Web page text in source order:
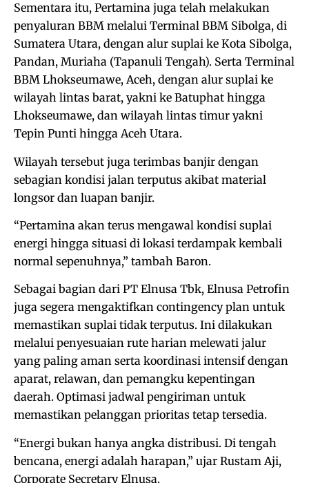
Sementara itu, Pertamina juga telah melakukan
penyaluran BBM melalui Terminal BBM Sibolga, di
Sumatera Utara, dengan alur suplai ke Kota Sibolga,
Pandan, Muriaha (Tapanuli Tengah). Serta Terminal
BBM Lhokseumawe, Aceh, dengan alur suplai ke
wilayah lintas barat, yakni ke Batuphat hingga
Lhokseumawe, dan wilayah lintas timur yakni
Tepin Punti hingga Aceh Utara.
Wilayah tersebut juga terimbas banjir dengan
sebagian kondisi jalan terputus akibat material
longsor dan luapan banjir.
“Pertamina akan terus mengawal kondisi suplai
energi hingga situasi di lokasi terdampak kembali
normal sepenuhnya,” tambah Baron.
Sebagai bagian dari PT Elnusa Tbk, Elnusa Petrofin
juga segera mengaktifkan contingency plan untuk
memastikan suplai tidak terputus. Ini dilakukan
melalui penyesuaian rute harian melewati jalur
yang paling aman serta koordinasi intensif dengan
aparat, relawan, dan pemangku kepentingan
daerah. Optimasi jadwal pengiriman untuk
memastikan pelanggan prioritas tetap tersedia.
“Energi bukan hanya angka distribusi. Di tengah
bencana, energi adalah harapan,” ujar Rustam Aji,
Corporate Secretary Elnusa.